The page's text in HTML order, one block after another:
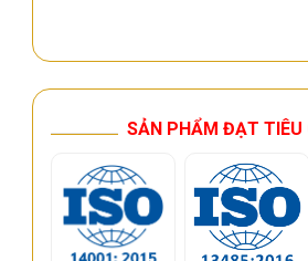
SẢN PHẨM ĐẠT TIÊU